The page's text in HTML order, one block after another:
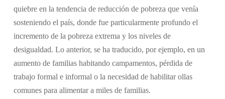
quiebre en la tendencia de reducción de pobreza que venía
sosteniendo el país, donde fue particularmente profundo el
incremento de la pobreza extrema y los niveles de
desigualdad. Lo anterior, se ha traducido, por ejemplo, en un
aumento de familias habitando campamentos, pérdida de
trabajo formal e informal o la necesidad de habilitar ollas
comunes para alimentar a miles de familias.